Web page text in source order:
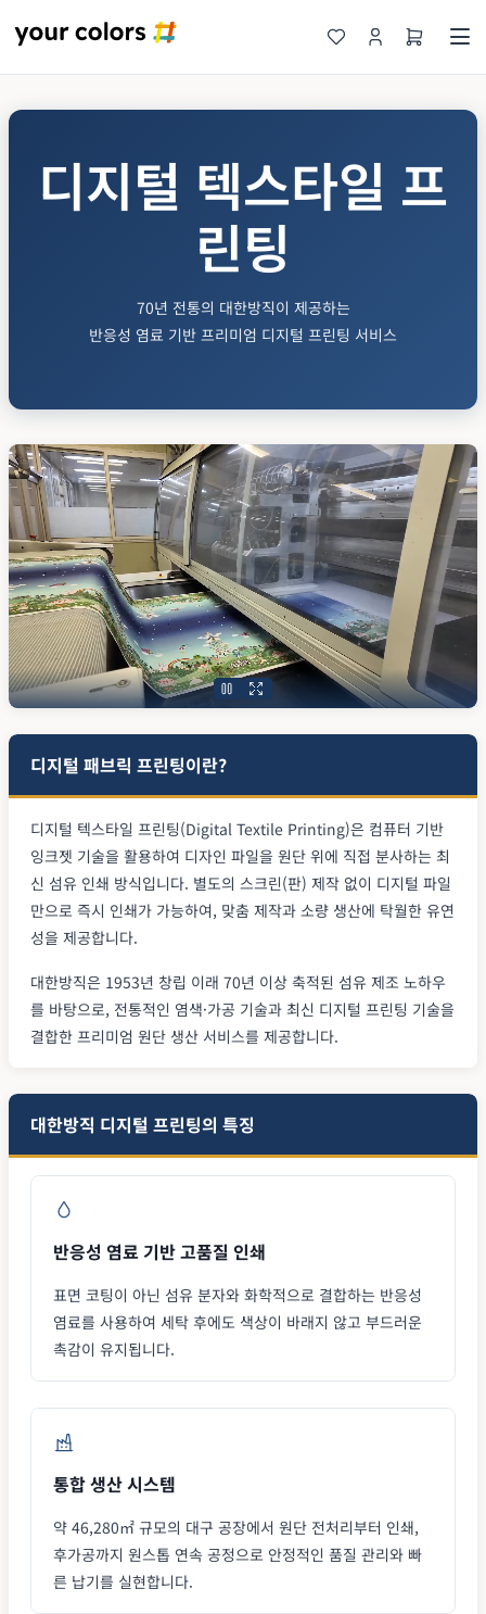
디지털 텍스타일 프
린팅
70년 전통의 대한방직이 제공하는
반응성 염료 기반 프리미엄 디지털 프린팅 서비스
디지털 패브릭 프린팅이란?
디지털 텍스타일 프린팅(Digital Textile Printing)은 컴퓨터 기반
잉크젯 기술을 활용하여 디자인 파일을 원단 위에 직접 분사하는 최
신 섬유 인쇄 방식입니다. 별도의 스크린(판) 제작 없이 디지털 파일
만으로 즉시 인쇄가 가능하여, 맞춤 제작과 소량 생산에 탁월한 유연
성을 제공합니다.
대한방직은 1953년 창립 이래 70년 이상 축적된 섬유 제조 노하우
를 바탕으로, 전통적인 염색·가공 기술과 최신 디지털 프린팅 기술을
결합한 프리미엄 원단 생산 서비스를 제공합니다.
대한방직 디지털 프린팅의 특징
반응성 염료 기반 고품질 인쇄
표면 코팅이 아닌 섬유 분자와 화학적으로 결합하는 반응성
염료를 사용하여 세탁 후에도 색상이 바래지 않고 부드러운
촉감이 유지됩니다.
통합 생산 시스템
약 46,280㎡ 규모의 대구 공장에서 원단 전처리부터 인쇄,
후가공까지 원스톱 연속 공정으로 안정적인 품질 관리와 빠
른 납기를 실현합니다.